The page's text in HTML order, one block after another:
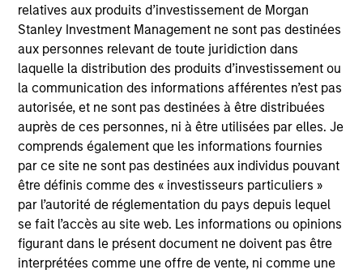
relatives aux produits d’investissement de Morgan
Stanley Investment Management ne sont pas destinées
aux personnes relevant de toute juridiction dans
laquelle la distribution des produits d’investissement ou
la communication des informations afférentes n’est pas
autorisée, et ne sont pas destinées à être distribuées
auprès de ces personnes, ni à être utilisées par elles. Je
comprends également que les informations fournies
par ce site ne sont pas destinées aux individus pouvant
être définis comme des « investisseurs particuliers »
par l’autorité de réglementation du pays depuis lequel
se fait l’accès au site web. Les informations ou opinions
figurant dans le présent document ne doivent pas être
interprétées comme une offre de vente, ni comme une
Julie Callahan
Managing Director
William J. Delahunty
Managing Director
Chris J. Eustance
Executive Director